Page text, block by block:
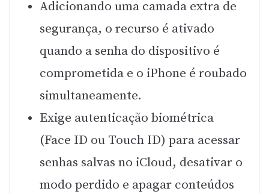
Adicionando uma camada extra de
segurança, o recurso é ativado
quando a senha do dispositivo é
comprometida e o iPhone é roubado
simultaneamente.
Exige autenticação biométrica
(Face ID ou Touch ID) para acessar
senhas salvas no iCloud, desativar o
modo perdido e apagar conteúdos